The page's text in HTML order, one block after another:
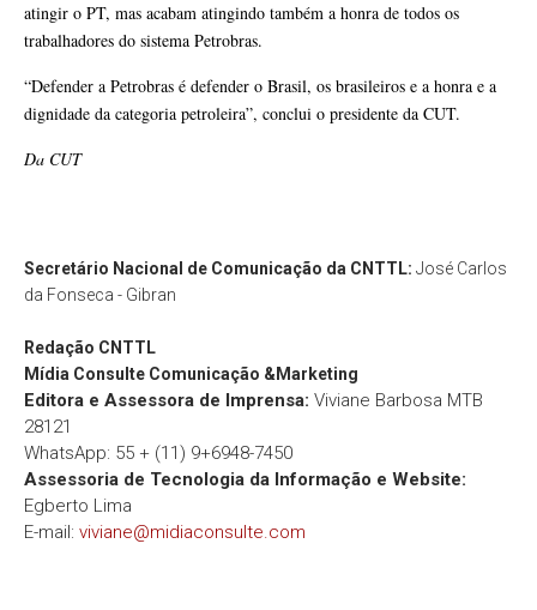
atingir o PT, mas acabam atingindo também a honra de todos os
trabalhadores do sistema Petrobras.
“Defender a Petrobras é defender o Brasil, os brasileiros e a honra e a
dignidade da categoria petroleira”, conclui o presidente da CUT.
Da CUT
Secretário Nacional de Comunicação da CNTTL: José Carlos
da Fonseca - Gibran
Redação CNTTL
Mídia Consulte Comunicação &Marketing
Editora e Assessora de Imprensa: Viviane Barbosa MTB
28121
WhatsApp: 55 + (11) 9+6948-7450
Assessoria de Tecnologia da Informação e Website:
Egberto Lima
E-mail: viviane@midiaconsulte.com